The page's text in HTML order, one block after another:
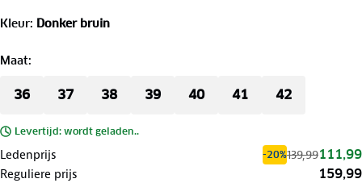
Kleur: Donker bruin
Maat:
36 37 38 39 40 41 42
Levertijd: wordt geladen..
Ledenprijs -20%139,99111,99
Reguliere prijs 159,99